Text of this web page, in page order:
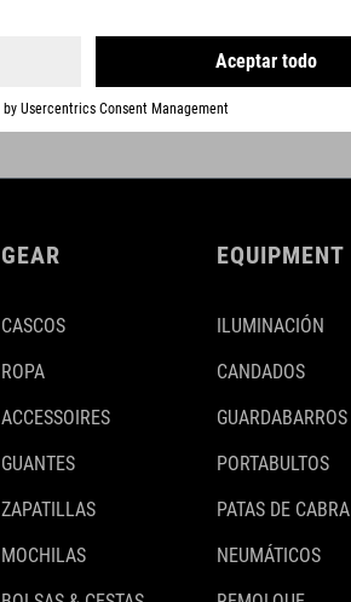
GEAR
CASCOS
ROPA
ACCESSOIRES
GUANTES
ZAPATILLAS
MOCHILAS
EQUIPMENT
ILUMINACIÓN
CANDADOS
GUARDABARROS
PORTABULTOS
PATAS DE CABRA
NEUMÁTICOS